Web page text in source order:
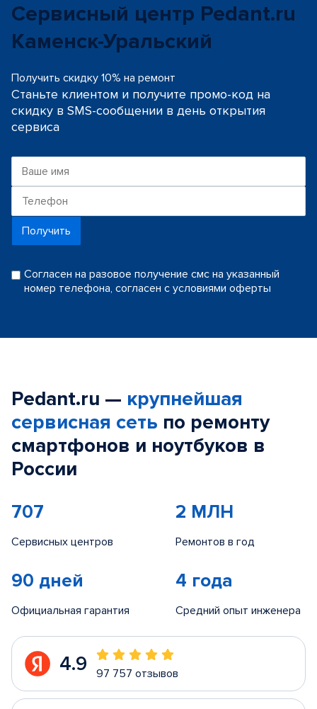
Сервисный центр Pedant.ru
Каменск-Уральский
Получить скидку 10% на ремонт
Станьте клиентом и получите промо-код на
скидку в SMS-сообщении в день открытия
сервиса
Получить
Согласен на разовое получение смс на указанный
номер телефона, согласен с условиями оферты
Pedant.ru — крупнейшая
сервисная сеть по ремонту
смартфонов и ноутбуков в
России
707
Сервисных центров
2 МЛН
Ремонтов в год
90 дней
Официальная гарантия
4 года
Средний опыт инженера
4.9 97 757 отзывов